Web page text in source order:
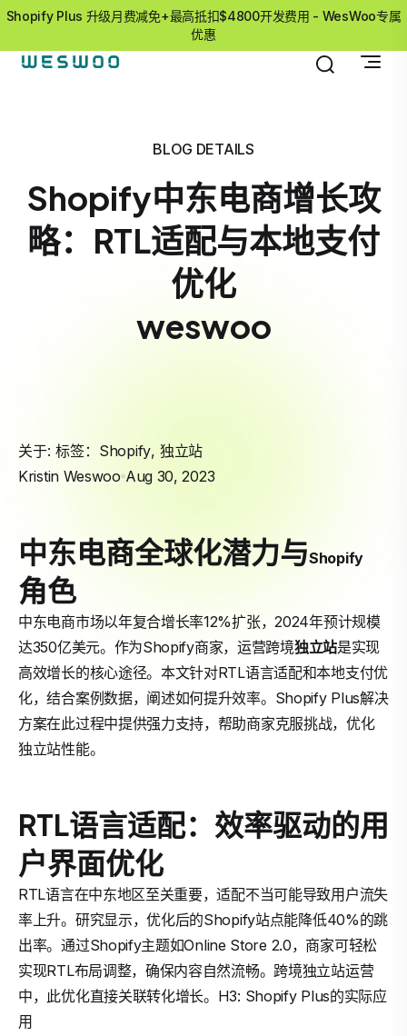
Shopify Plus 升级月费减免+最高抵扣$4800开发费用 - WesWoo专属
优惠
BLOG DETAILS
Shopify中东电商增长攻
略：RTL适配与本地支付
优化
weswoo
关于: 标签： Shopify, 独立站
Kristin Weswoo Aug 30, 2023
中东电商全球化潜力与Shopify
角色
中东电商市场以年复合增长率12%扩张，2024年预计规模
达350亿美元。作为Shopify商家，运营跨境独立站是实现
高效增长的核心途径。本文针对RTL语言适配和本地支付优
化，结合案例数据，阐述如何提升效率。Shopify Plus解决
方案在此过程中提供强力支持，帮助商家克服挑战，优化
独立站性能。
RTL语言适配：效率驱动的用
户界面优化
RTL语言在中东地区至关重要，适配不当可能导致用户流失
率上升。研究显示，优化后的Shopify站点能降低40%的跳
出率。通过Shopify主题如Online Store 2.0，商家可轻松
实现RTL布局调整，确保内容自然流畅。跨境独立站运营
中，此优化直接关联转化增长。H3: Shopify Plus的实际应
用